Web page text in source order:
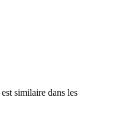
similaire dans les